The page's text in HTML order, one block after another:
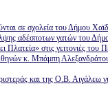
σε σχολεία του Δήμου
αδέσποτων γατών του
στις γειτονιές του
κ. Μπάμπη
και της Ο.Β. Αιγάλεω